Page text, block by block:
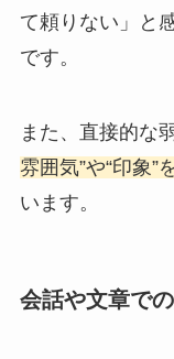
て頼りない」と
です。
また、直接的な
雰囲気”や“印象”
います。
会話や文章で